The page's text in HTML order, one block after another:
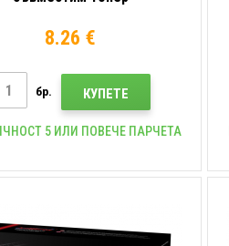
8.26 €
бр. КУПЕТЕ
5 ИЛИ ПОВЕЧЕ ПАРЧЕТА